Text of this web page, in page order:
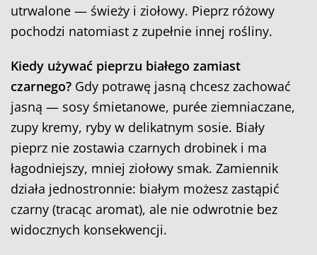
utrwalone — świeży i ziołowy. Pieprz różowy
pochodzi natomiast z zupełnie innej rośliny.
Kiedy używać pieprzu białego zamiast
czarnego? Gdy potrawę jasną chcesz zachować
jasną — sosy śmietanowe, purée ziemniaczane,
zupy kremy, ryby w delikatnym sosie. Biały
pieprz nie zostawia czarnych drobinek i ma
łagodniejszy, mniej ziołowy smak. Zamiennik
działa jednostronnie: białym możesz zastąpić
czarny (tracąc aromat), ale nie odwrotnie bez
widocznych konsekwencji.